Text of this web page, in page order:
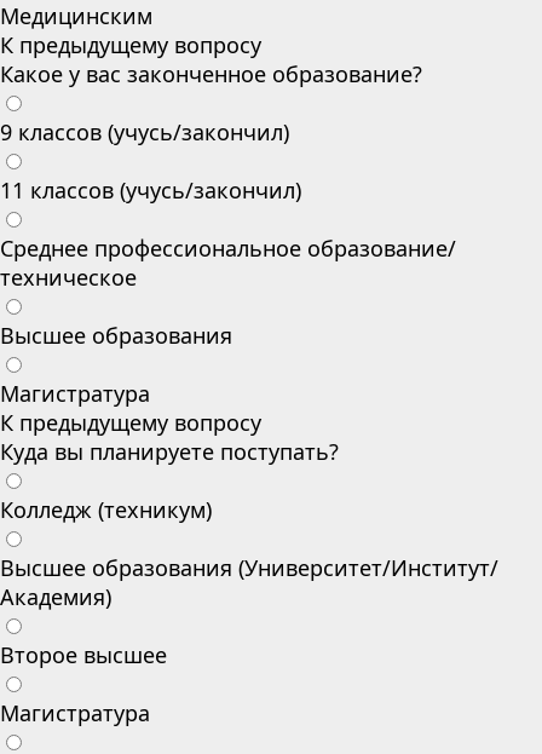
Медицинским
К предыдущему вопросу
Какое у вас законченное образование?
9 классов (учусь/закончил)
11 классов (учусь/закончил)
Среднее профессиональное образование/
техническое
Высшее образования
Магистратура
К предыдущему вопросу
Куда вы планируете поступать?
Колледж (техникум)
Высшее образования (Университет/Институт/
Академия)
Второе высшее
Магистратура